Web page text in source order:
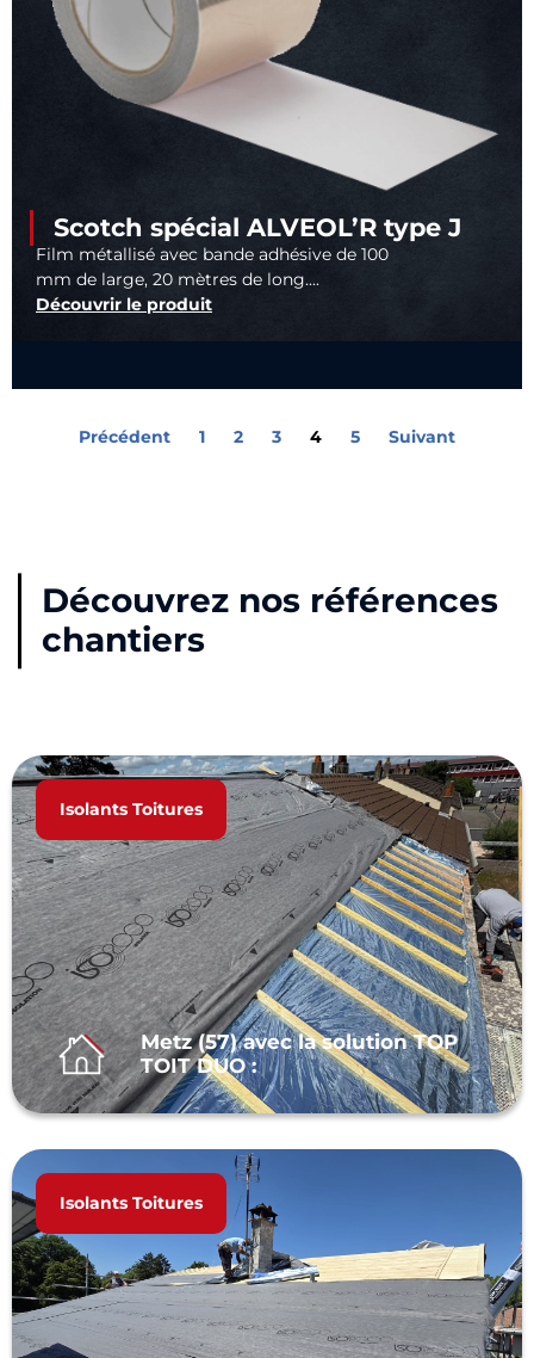
Scotch spécial ALVEOL’R type J
Film métallisé avec bande adhésive de 100
mm de large, 20 mètres de long....
Découvrir le produit
Précédent 1 2 3 4 5 Suivant
Découvrez nos références
chantiers
Isolants Toitures
Metz (57) avec la solution TOP
TOIT DUO :
Isolants Toitures